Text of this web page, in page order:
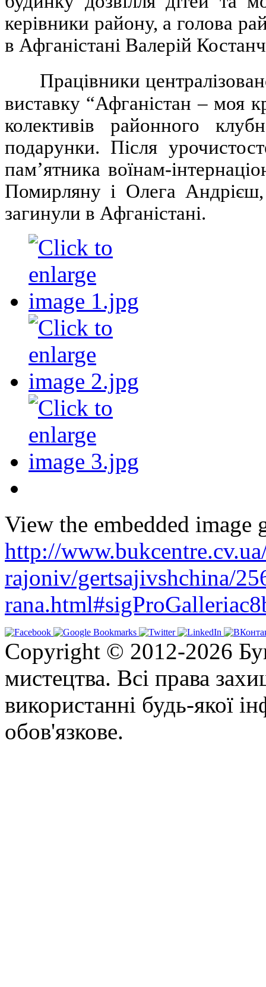
керівники району, а голова
в Афганістані Валерій
Працівники
виставку “Афганістан – моя
колективів районного
подарунки. Після
пам’ятника воїнам-
Помирляну і Олега Андрієш,
загинули в Афганістані.
View the embedded image
http://
rajoniv/gertsajivshchina/
Copyright © 2012-2026
мистецтва. Всі права
використанні будь-якої
обов'язкове.